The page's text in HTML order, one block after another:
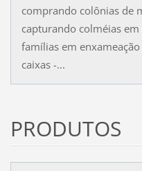
comprando colônias de
capturando colméias
famílias em
caixas -...
PRODUTOS